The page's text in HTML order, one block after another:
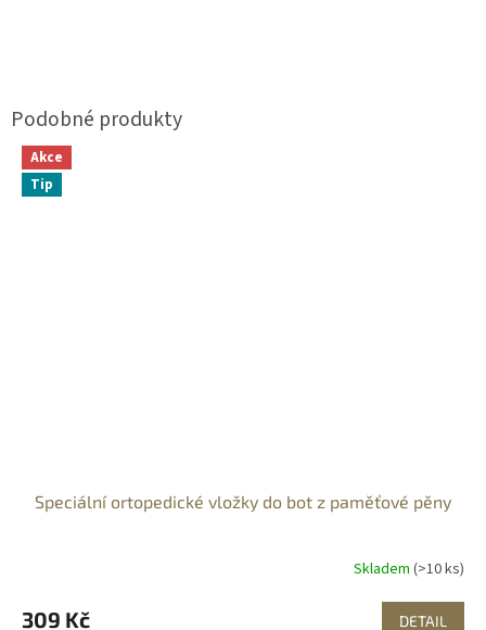
Akce
Tip
Speciální ortopedické vložky do bot z paměťové pěny
Skladem (>10 ks)
309 Kč DETAIL